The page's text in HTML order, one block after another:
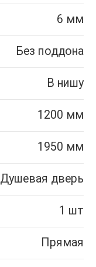
6 мм
Без поддона
В нишу
1200 мм
1950 мм
Душевая дверь
1 шт
Прямая